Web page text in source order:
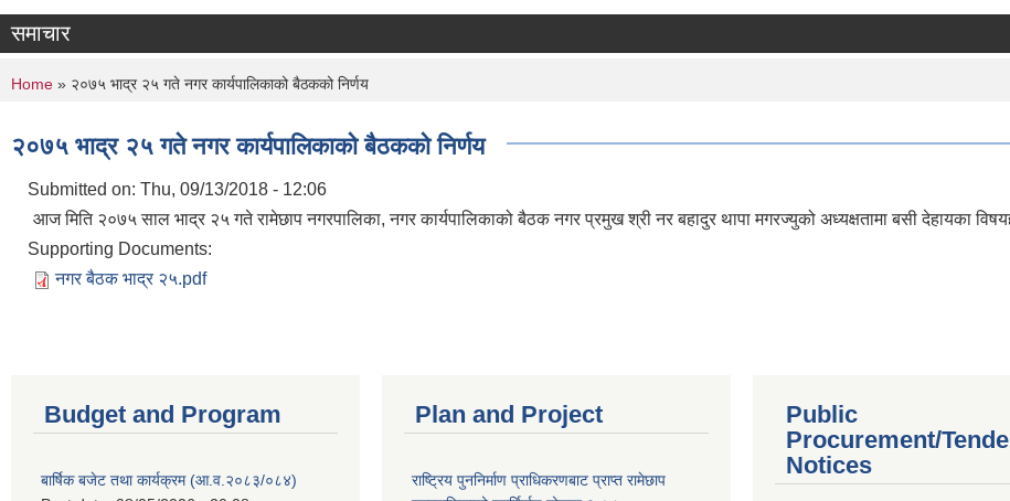
समाचार
You are here
Home » २०७५ भाद्र २५ गते नगर कार्यपालिकाको बैठकको निर्णय
२०७५ भाद्र २५ गते नगर कार्यपालिकाको बैठकको निर्णय
Submitted on: Thu, 09/13/2018 - 12:06
आज मिति २०७५ साल भाद्र २५ गते रामेछाप नगरपालिका, नगर कार्यपालिकाको बैठक नगर प्रमुख श्री नर बहादुर थापा मगरज्युको अध्यक्षतामा बसी देहायका
Supporting Documents:
नगर बैठक भाद्र २५.pdf
Budget and Program
बार्षिक बजेट तथा कार्यक्रम (आ.व.२०८३/०८४)
Plan and Project
राष्ट्रिय पुननिर्माण प्राधिकरणबाट प्राप्त रामेछाप
Public
Procurement/
Notices